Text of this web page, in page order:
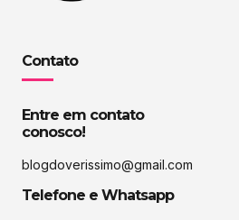
Contato
Entre em contato
conosco!
blogdoverissimo@gmail.com
Telefone e Whatsapp